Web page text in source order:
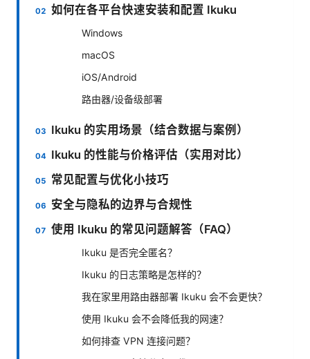
如何在各平台快速安装和配置 Ikuku
Windows
macOS
iOS/Android
路由器/设备级部署
Ikuku 的实用场景（结合数据与案例）
Ikuku 的性能与价格评估（实用对比）
常见配置与优化小技巧
安全与隐私的边界与合规性
使用 Ikuku 的常见问题解答（FAQ）
Ikuku 是否完全匿名？
Ikuku 的日志策略是怎样的？
我在家里用路由器部署 Ikuku 会不会更快？
使用 Ikuku 会不会降低我的网速？
如何排查 VPN 连接问题？